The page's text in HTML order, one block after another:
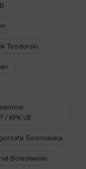
Teodorski
/ KPK UE
Sosnowska
Bolesławski